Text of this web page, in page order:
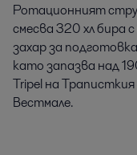
Ротационният
смесва 320 хл бира
захар за
като запазва над
Tripel на
Вестмале.